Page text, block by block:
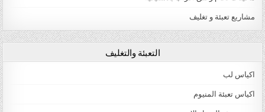
مشاريع تعبئة و تغليف
التعبئة والتغليف
اكياس لب
اكياس تعبئة المنيوم